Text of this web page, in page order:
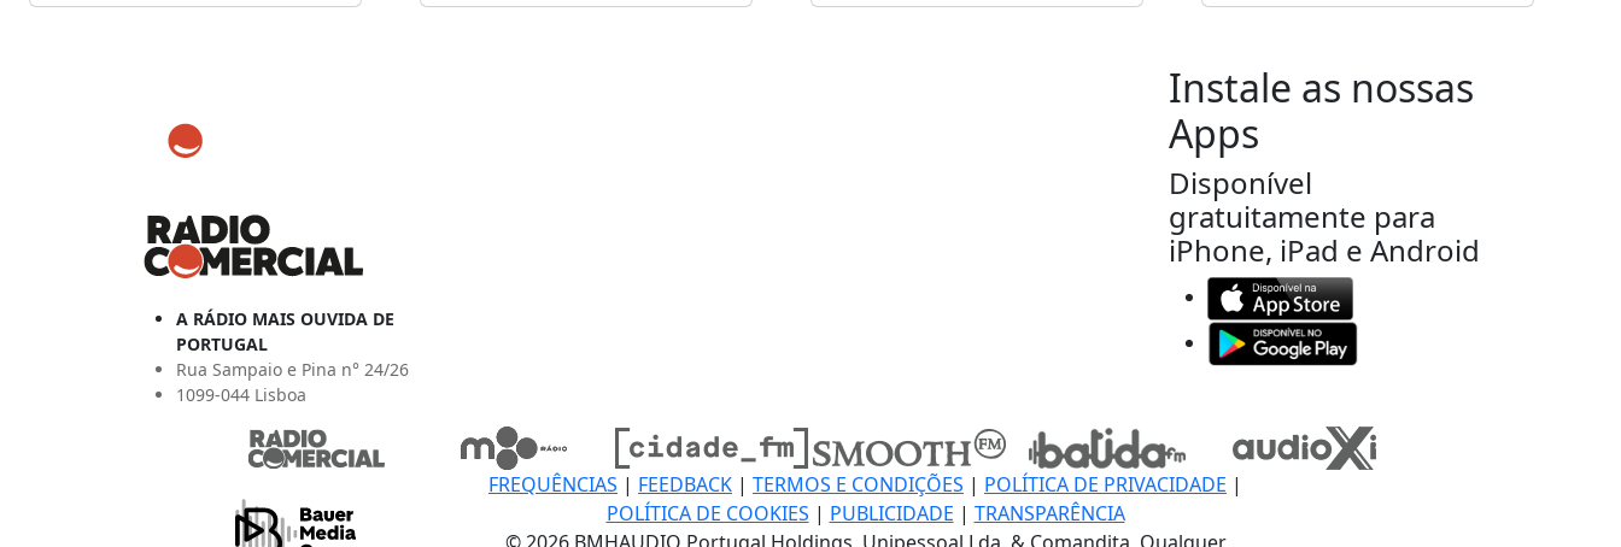
A RÁDIO MAIS OUVIDA DE
PORTUGAL
Rua Sampaio e Pina n° 24/26
1099-044 Lisboa
Instale as nossas
Apps
Disponível
gratuitamente para
iPhone, iPad e Android
FREQUÊNCIAS | FEEDBACK | TERMOS E CONDIÇÕES | POLÍTICA DE PRIVACIDADE |
POLÍTICA DE COOKIES | PUBLICIDADE | TRANSPARÊNCIA